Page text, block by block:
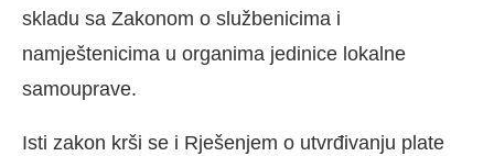
skladu sa Zakonom o službenicima i
namještenicima u organima jedinice lokalne
samouprave.
Isti zakon krši se i Rješenjem o utvrđivanju plate